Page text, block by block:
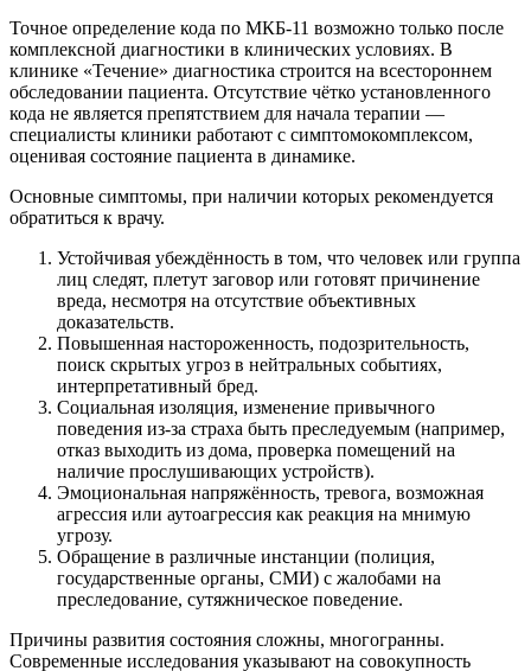
Точное определение кода по МКБ-11 возможно только после
комплексной диагностики в клинических условиях. В
клинике «Течение» диагностика строится на всестороннем
обследовании пациента. Отсутствие чётко установленного
кода не является препятствием для начала терапии —
специалисты клиники работают с симптомокомплексом,
оценивая состояние пациента в динамике.
Основные симптомы, при наличии которых рекомендуется
обратиться к врачу.
Устойчивая убеждённость в том, что человек или группа
лиц следят, плетут заговор или готовят причинение
вреда, несмотря на отсутствие объективных
доказательств.
Повышенная настороженность, подозрительность,
поиск скрытых угроз в нейтральных событиях,
интерпретативный бред.
Социальная изоляция, изменение привычного
поведения из-за страха быть преследуемым (например,
отказ выходить из дома, проверка помещений на
наличие прослушивающих устройств).
Эмоциональная напряжённость, тревога, возможная
агрессия или аутоагрессия как реакция на мнимую
угрозу.
Обращение в различные инстанции (полиция,
государственные органы, СМИ) с жалобами на
преследование, сутяжническое поведение.
Причины развития состояния сложны, многогранны.
Современные исследования указывают на совокупность